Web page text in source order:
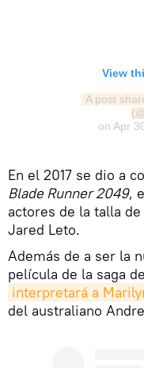
View
A post
on Apr
En el 2017 se dio a
Blade Runner 2049,
actores de la talla
Jared Leto.
Además de a ser la
película de la saga
interpretará a
del australiano